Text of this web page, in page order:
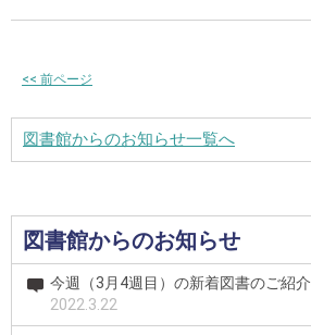
<< 前ページ
図書館からのお知らせ一覧へ
図書館からのお知らせ
今週（3月4週目）の新着図書のご紹介
2022.3.22